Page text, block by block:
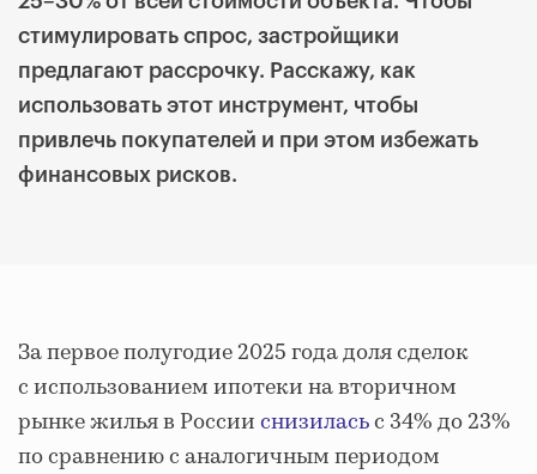
стимулировать спрос, застройщики
предлагают рассрочку. Расскажу, как
использовать этот инструмент, чтобы
привлечь покупателей и при этом избежать
финансовых рисков.
За первое полугодие 2025 года доля сделок
с использованием ипотеки на вторичном
рынке жилья в Россииснизиласьс 34% до 23%
по сравнению с аналогичным периодом